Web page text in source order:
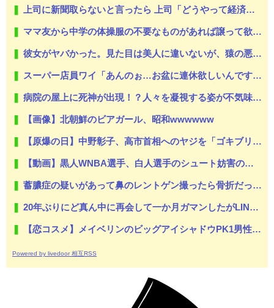
上司に新聞取らないと言ったら 上司「どうやって経済情報とか手に入れるんだ」ぼく「別にYahooニュースとかで良いじゃないんですか。新聞取ること自体が前時代的ですよ」→
ママ友から中学の体操服の不要なものがあれば譲って欲しいと言われた うちはまだ中2で卒業まで1年あるのに言ってくるのはおかしいし、その人のとこは上の子なんだし新調してやれよ…
彼女がヤバかった。見た目は美人に違いないが、猿の悪霊でも憑いてるんじゃないかってくらい強烈な女だった【え？】
スーパー店員ワイ「あんのぉ…お盆に連休欲しいんですけど…」店長「ダメ」
病院の屋上に死神が出現！？人々を凝視する姿が不気味すぎて逮捕
【画像】北朝鮮のビアガール、昭和wwwwww
【原爆の日】中野彰子、高市首相へのヤジを「ゴキブリがいたら古新聞で叩くのと同じ」と擁護→「私は高市がゴキブリだなんて言ってませんよw」と勝利宣言
【動画】黒人WNBA選手、白人選手のシュート妨害のためジャンピング・ネックブリーカー・ドロップして退場処分→ロッカールームから「白人特権」と投稿して人種差別問題にすり替える
蓄膿症の疑いがあって鼻のレントゲン撮ったら骨折だった。そういや幼稚園の頃顔面着地したことがあったが、 母ちゃん当時気づかなかったのかよ・・・
20年ぶりにど真ん中に再会して一か月ガマンしたがLINEで「たまに二人で昔話ができる友達になろう」的なメッセ送信した。昨日まで既読無視
【恋コスメ】メイベリンのビッグアイシャドウPK1男性からの評判めちゃくちゃ良い。
Powered by livedoor 相互RSS